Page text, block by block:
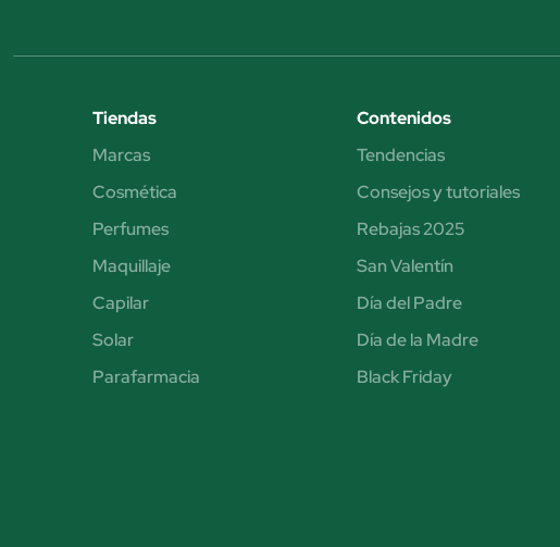
Tiendas
Marcas
Cosmética
Perfumes
Maquillaje
Capilar
Solar
Parafarmacia
Contenidos
Tendencias
Consejos y tutoriales
Rebajas 2025
San Valentín
Día del Padre
Día de la Madre
Black Friday